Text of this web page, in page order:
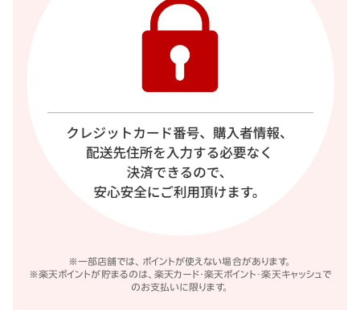
※一部店舗では、ポイントが使えない場合があります。
※楽天ポイントが貯まるのは、楽天カード・楽天ポイント・楽天キャッシュで
のお支払いに限ります。